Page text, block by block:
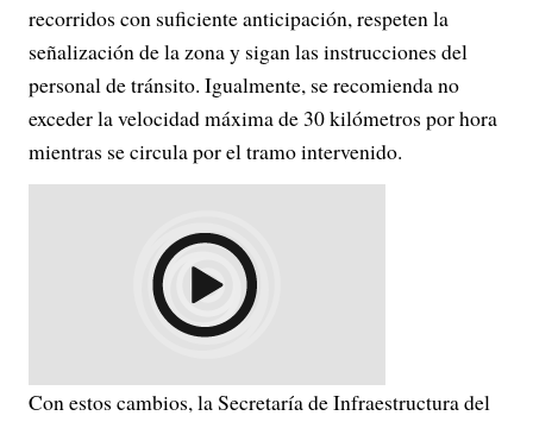
recorridos con suficiente anticipación, respeten la
señalización de la zona y sigan las instrucciones del
personal de tránsito. Igualmente, se recomienda no
exceder la velocidad máxima de 30 kilómetros por hora
mientras se circula por el tramo intervenido.
Con estos cambios, la Secretaría de Infraestructura del